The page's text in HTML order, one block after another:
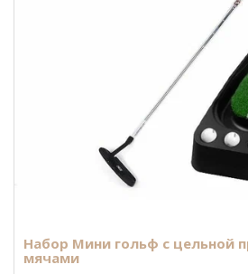
Набор Мини гольф с цельной
мячами